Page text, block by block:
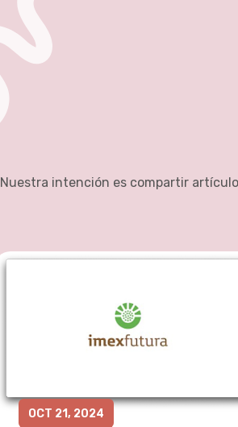
Nuestra intención es compartir
OCT 21, 2024